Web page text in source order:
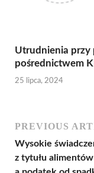
Utrudnienia przy
pośrednictwem
25 lipca, 2024
PREVIOUS
Wysokie
z tytułu alimentów